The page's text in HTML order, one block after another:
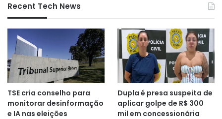
Recent Tech News
TSE cria conselho para
monitorar desinformação
e IA nas eleições
Dupla é presa suspeita de
aplicar golpe de R$ 300
mil em concessionária